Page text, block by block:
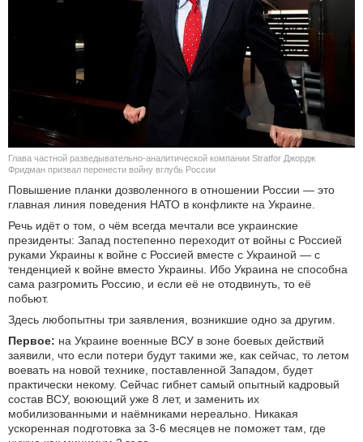
КУЛЬТУРА
НАУКА
АВТО И МОТО
ЭГОИЗМ
БЛОГ
Глава частной разведывательно-аналитической компании Stratfor Джордж
Фридман призвал перенести войну вглубь России
Повышение планки дозволенного в отношении России — это
главная линия поведения НАТО в конфликте на Украине.
Речь идёт о том, о чём всегда мечтали все украинские
президенты: Запад постепенно переходит от войны с Россией
руками Украины к войне с Россией вместе с Украиной — с
тенденцией к войне вместо Украины. Ибо Украина не способна
сама разгромить Россию, и если её не отодвинуть, то её
побьют.
Здесь любопытны три заявления, возникшие одно за другим.
Первое: на Украине военные ВСУ в зоне боевых действий
заявили, что если потери будут такими же, как сейчас, то летом
воевать на новой технике, поставленной Западом, будет
практически некому. Сейчас гибнет самый опытный кадровый
состав ВСУ, воюющий уже 8 лет, и заменить их
мобилизованными и наёмниками нереально. Никакая
ускоренная подготовка за 3-6 месяцев не поможет там, где